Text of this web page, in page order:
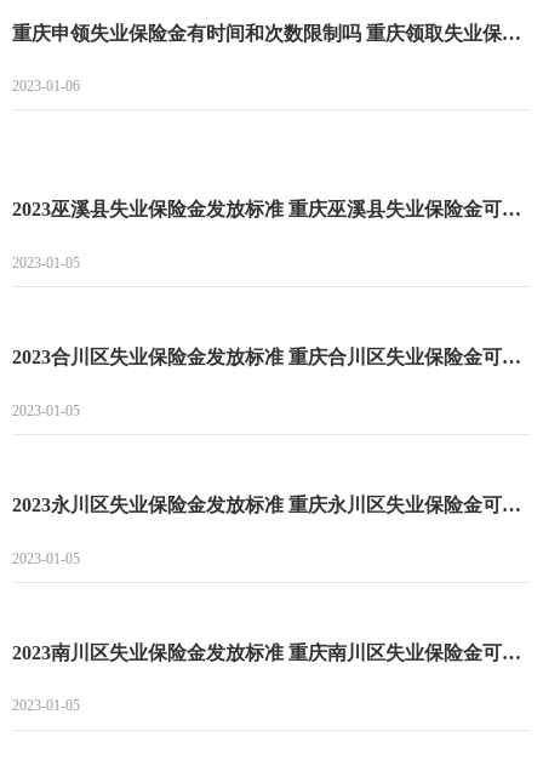
重庆申领失业保险金有时间和次数限制吗 重庆领取失业保险金的条件
2023-01-06
2023巫溪县失业保险金发放标准 重庆巫溪县失业保险金可以领多长时间
2023-01-05
2023合川区失业保险金发放标准 重庆合川区失业保险金可以领多长时间
2023-01-05
2023永川区失业保险金发放标准 重庆永川区失业保险金可以领多长时间
2023-01-05
2023南川区失业保险金发放标准 重庆南川区失业保险金可以领多长时间
2023-01-05